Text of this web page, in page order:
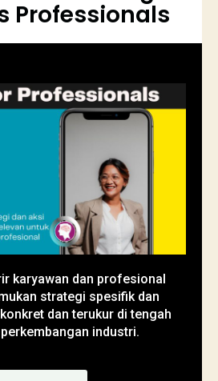
Professionals
karyawan dan profesional
strategi spesifik dan
dan terukur di tengah
industri.